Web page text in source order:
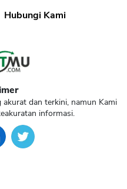
Hubungi Kami
dan terkini, namun Kami
informasi.